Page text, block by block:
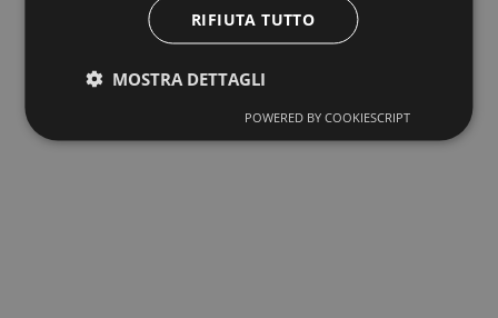
RIFIUTA TUTTO
MOSTRA DETTAGLI
POWERED BY COOKIESCRIPT